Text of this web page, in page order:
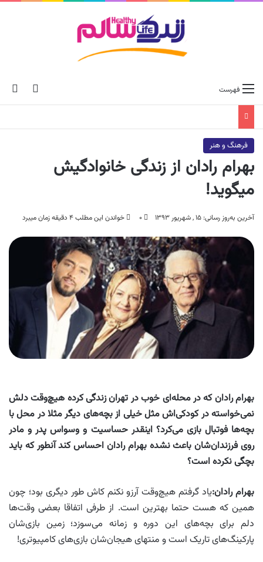
skin فهرست
فرهنگ و هنر
بهرام رادان از زندگی خانوادگیش
میگوید!
آخرین به‌روز رسانی: ۱۵ , شهریور ۱۳۹۳ ۰ خواندن این مطلب ۴ دقیقه زمان میبرد
بهرام رادان که در محله‌ای خوب در تهران زندگی کرده هیچ‌وقت دلش
نمی‌خواسته در کودکی‌اش مثل خیلی از بچه‌های دیگر مثلا در محل با
بچه‌ها فوتبال بازی می‌کرد؟ اینقدر حساسیت و وسواس پدر و مادر
روی فرزندان‌شان باعث نشده بهرام رادان احساس کند آنطور که باید
بچگی نکرده است؟
بهرام رادان:یاد گرفتم هیچ‌وقت آرزو نکنم کاش طور دیگرى بود؛ چون
همین که هست حتما بهترین است. از طرفى اتفاقا بعضى وقت‌ها
دلم براى بچه‌هاى این دوره و زمانه می‌سوزد؛ زمین بازی‌شان
پارکینگ‌هاى تاریک است و منتهاى هیجان‌شان بازى‌هاى کامپیوترى!